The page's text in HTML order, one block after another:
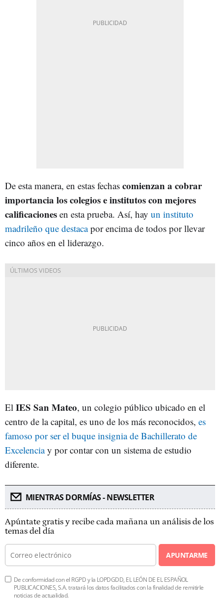
De esta manera, en estas fechas comienzan a cobrar
importancia los colegios e institutos con mejores
calificaciones en esta prueba. Así, hay un instituto
madrileño que destacapor encima de todos por llevar
cinco años en el liderazgo.
El IES San Mateo, un colegio público ubicado en el
centro de la capital, es uno de los más reconocidos, es
famoso por ser el buque insignia de Bachillerato de
Excelenciay por contar con un sistema de estudio
diferente.
MIENTRAS DORMÍAS - NEWSLETTER
Apúntate gratis y recibe cada mañana un análisis de los
temas del día
APUNTARME
De conformidad con el RGPD y la LOPDGDD, EL LEÓN DE EL ESPAÑOL
PUBLICACIONES, S.A. tratará los datos facilitados con la finalidad de remitirle
noticias de actualidad.